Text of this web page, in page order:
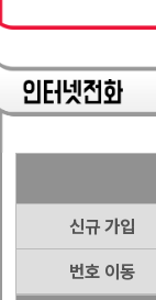
신규 가입
번호 이동